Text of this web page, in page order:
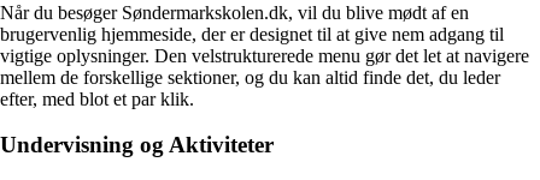
Når du besøger Søndermarkskolen.dk, vil du blive mødt af en
brugervenlig hjemmeside, der er designet til at give nem adgang til
vigtige oplysninger. Den velstrukturerede menu gør det let at navigere
mellem de forskellige sektioner, og du kan altid finde det, du leder
efter, med blot et par klik.
Undervisning og Aktiviteter